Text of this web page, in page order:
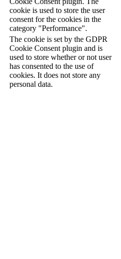
cookie is used to store the user
consent for the cookies in the
category "Performance".
The cookie is set by the GDPR
Cookie Consent plugin and is
used to store whether or not user
has consented to the use of
cookies. It does not store any
personal data.